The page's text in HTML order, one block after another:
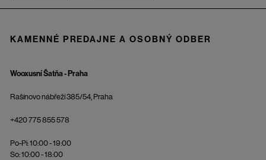
KAMENNÉ PREDAJNE A OSOBNÝ ODBER
Wooxusní Šatňa - Praha
Rašínovo nábřeží 385/54, Praha
+420 775 855 578
Po-Pi: 10:00 - 19:00
So: 10:00 - 18:00